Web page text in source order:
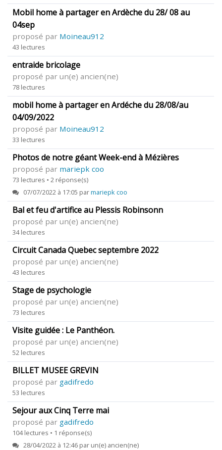
Mobil home à partager en Ardèche du 28/ 08 au
04sep
proposé par Moineau912
43 lectures
entraide bricolage
proposé par un(e) ancien(ne)
78 lectures
mobil home à partager en Ardéche du 28/08/au
04/09/2022
proposé par Moineau912
33 lectures
Photos de notre géant Week-end à Mézières
proposé par mariepk coo
73 lectures • 2 réponse(s)
07/07/2022 à 17:05 parmariepk coo
Bal et feu d'artifice au Plessis Robinsonn
proposé par un(e) ancien(ne)
34 lectures
Circuit Canada Quebec septembre 2022
proposé par un(e) ancien(ne)
43 lectures
Stage de psychologie
proposé par un(e) ancien(ne)
73 lectures
Visite guidée : Le Panthéon.
proposé par un(e) ancien(ne)
52 lectures
BILLET MUSEE GREVIN
proposé par gadifredo
53 lectures
Sejour aux Cinq Terre mai
proposé par gadifredo
104 lectures • 1 réponse(s)
28/04/2022 à 12:46 par un(e) ancien(ne)